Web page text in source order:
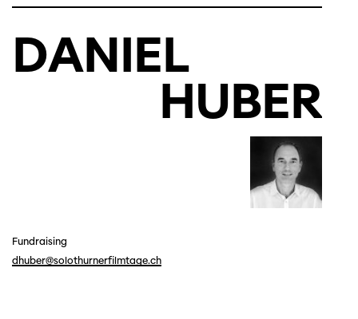
DANIEL
HUBER
Fundraising
dhuber@solothurnerfilmtage.ch